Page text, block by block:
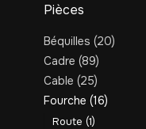
Pièces
Béquilles (20)
Cadre (89)
Cable (25)
Fourche (16)
Route (1)